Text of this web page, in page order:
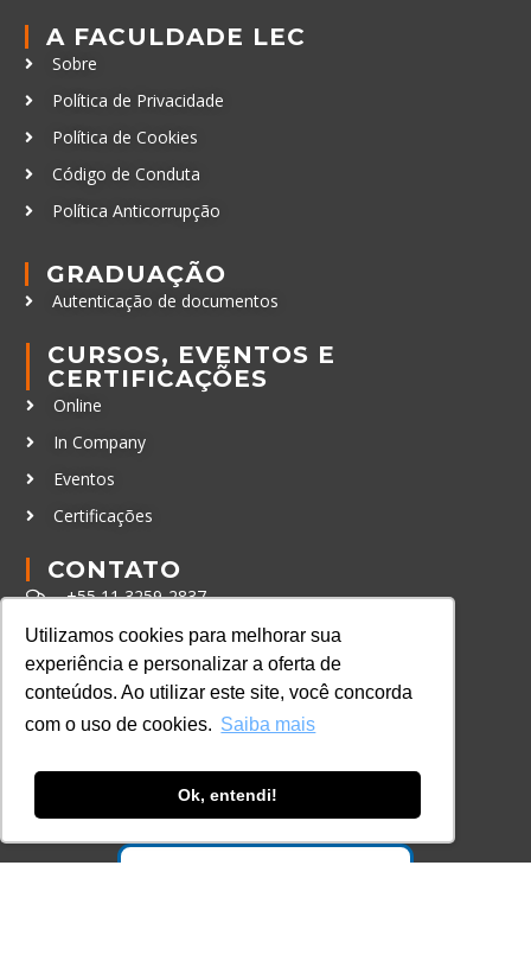
Utilizamos cookies para melhorar sua
experiência e personalizar a oferta de
conteúdos. Ao utilizar este site, você concorda
com o uso de cookies. Saiba mais
Ok, entendi!
A FACULDADE LEC
Sobre
Política de Privacidade
Política de Cookies
Código de Conduta
Política Anticorrupção
GRADUAÇÃO
Autenticação de documentos
CURSOS, EVENTOS E
CERTIFICAÇÕES
Online
In Company
Eventos
Certificações
CONTATO
+55 11 3259-2837
+55 11 98924-8322
contato@lec.com.br
Consulte aqui o cadastro da Instituição no
Sistema e-MEC